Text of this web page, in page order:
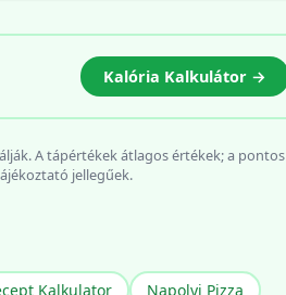
Kalória Kalkulátor →
A tápértékek átlagos értékek; a pontos
jellegűek.
Kalkulator Napolyi Pizza